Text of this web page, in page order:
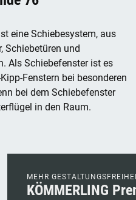
eine Schiebesystem, aus
Schiebetüren und
Als Schiebefenster ist es
Fenstern bei besonderen
bei dem Schiebefenster
in den Raum.
MEHR
KÖMMERLING